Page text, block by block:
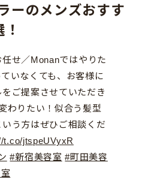
ーのメンズおすす
せ／Monanではやりた
いなくても、お客様に
ご提案させていただき
わりたい！似合う髪型
う方はぜひご相談くだ
t.co/jtspeUVyxR
#新宿美容室 #町田美容